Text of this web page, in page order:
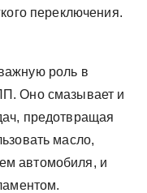
переключения.
роль в
Оно смазывает и
предотвращая
масло,
автомобиля, и